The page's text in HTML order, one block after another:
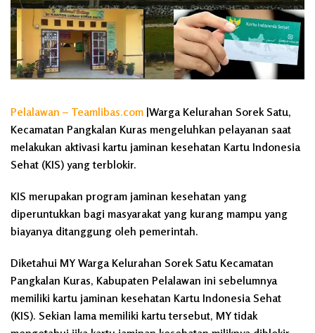
Pelalawan – Teamlibas.com |Warga Kelurahan Sorek Satu,
Kecamatan Pangkalan Kuras mengeluhkan pelayanan saat
melakukan aktivasi kartu jaminan kesehatan Kartu Indonesia
Sehat (KIS) yang terblokir.
KIS merupakan program jaminan kesehatan yang
diperuntukkan bagi masyarakat yang kurang mampu yang
biayanya ditanggung oleh pemerintah.
Diketahui MY Warga Kelurahan Sorek Satu Kecamatan
Pangkalan Kuras, Kabupaten Pelalawan ini sebelumnya
memiliki kartu jaminan kesehatan Kartu Indonesia Sehat
(KIS). Sekian lama memiliki kartu tersebut, MY tidak